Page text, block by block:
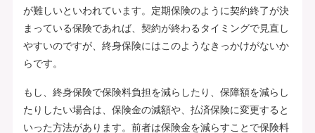
が難しいといわれています。定期保険のように契約終了が決
まっている保険であれば、契約が終わるタイミングで見直し
やすいのですが、終身保険にはこのようなきっかけがないか
らです。
もし、終身保険で保険料負担を減らしたり、保障額を減らし
たりしたい場合は、保険金の減額や、払済保険に変更すると
いった方法があります。前者は保険金を減らすことで保険料